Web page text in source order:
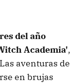
del año
Academia',
aventuras de
en brujas